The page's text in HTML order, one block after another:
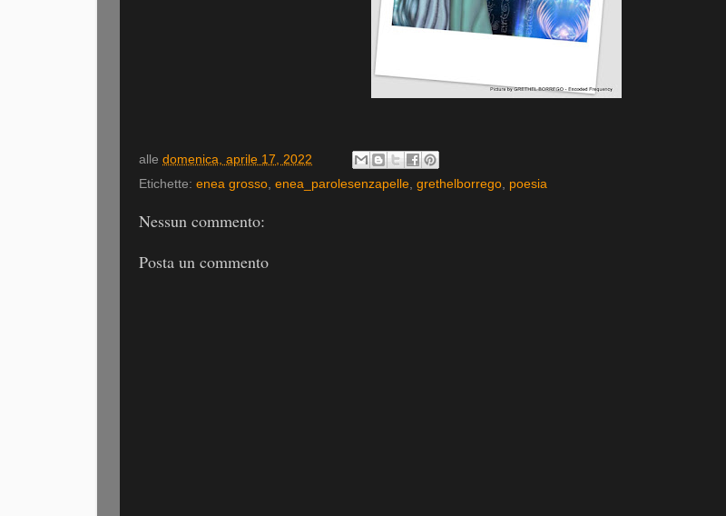
alle domenica, aprile 17, 2022
Etichette: enea grosso, enea_parolesenzapelle, grethelborrego, poesia
Nessun commento:
Posta un commento